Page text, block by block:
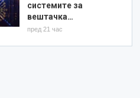
системите за
вештачка…
пред 21 час